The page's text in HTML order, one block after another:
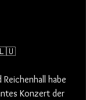
Reichenhall habe
Konzert der